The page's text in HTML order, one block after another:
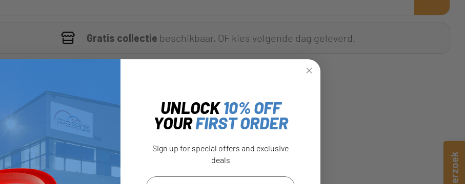
Gratis collectie beschikbaar, OF kies volgende dag geleverd.
UNLOCK10% OFF
YOURFIRST ORDER
Sign up for special offers and exclusive
deals